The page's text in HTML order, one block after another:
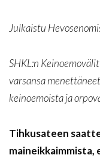
Julkaistu
SHKL:n
varsansa
keinoemoista ja
Tihkusateen
maineikkaimmista,